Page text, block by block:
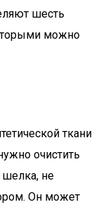
шесть
можно
ткани
очистить
шелка, не
Он может